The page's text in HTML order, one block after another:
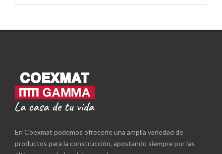
En Coexmat podemos ofrecerle una amplia variedad de
productos para la construcción, apostando siempre por las